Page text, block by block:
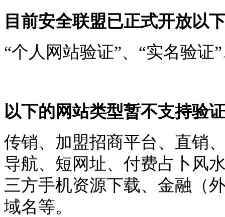
目前安全联盟已正式开放以
“个人网站验证”、“实名验证
以下的网站类型暂不支持验
传销、加盟招商平台、直销
导航、短网址、付费占卜风
三方手机资源下载、金融（
域名等。